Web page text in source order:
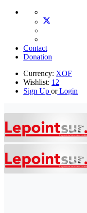
Contact
Donation
Currency: XOF
Wishlist: 12
Sign Up orLogin